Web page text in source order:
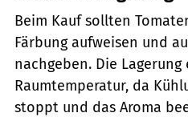
Beim Kauf sollten
Färbung aufweisen und
nachgeben. Die
Raumtemperatur, da
stoppt und das Aroma